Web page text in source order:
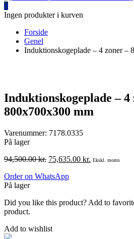
0
Ingen produkter i kurven
Forside
Genel
Induktionskogeplade – 4 zoner –
Induktionskogeplade – 4
800x700x300 mm
Varenummer: 7178.0335
På lager
94,500.00kr. Den
pris
75,635.00 kr. Den
Ekskl. moms
Order on WhatsApp
På lager
Did you like this product? Add to
product.
Add to wishlist